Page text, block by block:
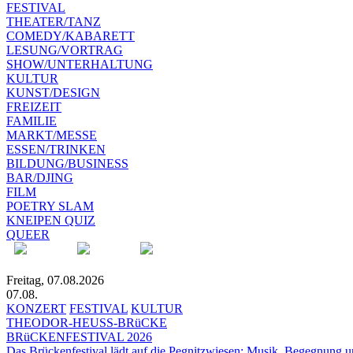
FESTIVAL
THEATER/TANZ
COMEDY/KABARETT
LESUNG/VORTRAG
SHOW/UNTERHALTUNG
KULTUR
KUNST/DESIGN
FREIZEIT
FAMILIE
MARKT/MESSE
ESSEN/TRINKEN
BILDUNG/BUSINESS
BAR/DJING
FILM
POETRY SLAM
KNEIPEN QUIZ
QUEER
Freitag, 07.08.2026
07.08.
KONZERT FESTIVAL KULTUR
THEODOR-HEUSS-BRüCKE
BRüCKENFESTIVAL 2026